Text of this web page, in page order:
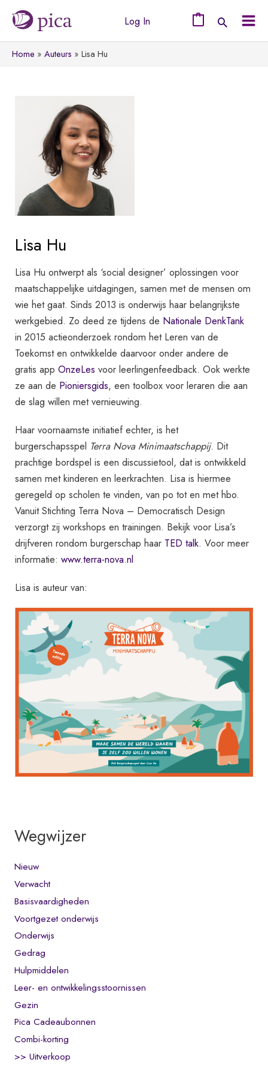
naar
de
inhoud
Log In
Home Auteurs Lisa Hu
Lisa Hu
Lisa Hu ontwerpt als ‘social designer’ oplossingen voor
maatschappelijke uitdagingen, samen met de mensen om
wie het gaat. Sinds 2013 is onderwijs haar belangrijkste
werkgebied. Zo deed ze tijdens de Nationale DenkTank
in 2015 actieonderzoek rondom het Leren van de
Toekomst en ontwikkelde daarvoor onder andere de
gratis appOnzeLes voor leerlingenfeedback. Ook werkte
ze aan de Pioniersgids, een toolbox voor leraren die aan
de slag willen met vernieuwing.
Haar voornaamste initiatief echter, is het
burgerschapsspel Terra Nova Minimaatschappij. Dit
prachtige bordspel is een discussietool, dat is ontwikkeld
samen met kinderen en leerkrachten. Lisa is hiermee
geregeld op scholen te vinden, van po tot en met hbo.
Vanuit Stichting Terra Nova – Democratisch Design
verzorgt zij workshops en trainingen. Bekijk voor Lisa’s
drijfveren rondom burgerschap haar TED talk. Voor meer
informatie:www.terra-nova.nl
Lisa is auteur van:
Wegwijzer
Nieuw
Verwacht
Basisvaardigheden
Voortgezet onderwijs
Onderwijs
Gedrag
Hulpmiddelen
Leer- en ontwikkelingsstoornissen
Gezin
Pica Cadeaubonnen
Combi-korting
>> Uitverkoop